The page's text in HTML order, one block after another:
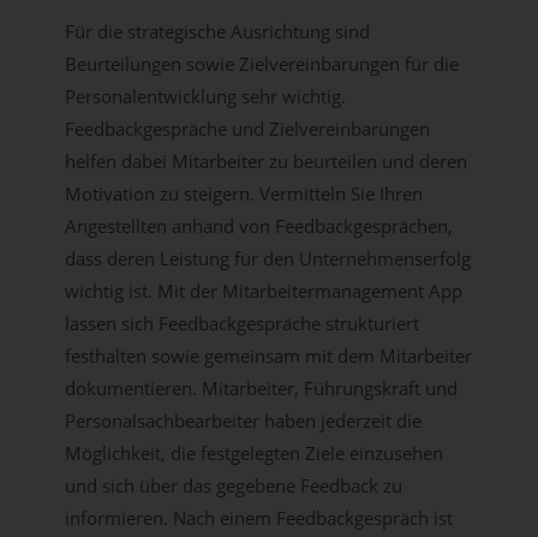
Für die strategische Ausrichtung sind
Beurteilungen sowie Zielvereinbarungen für die
Personalentwicklung sehr wichtig.
Feedbackgespräche und Zielvereinbarungen
helfen dabei Mitarbeiter zu beurteilen und deren
Motivation zu steigern. Vermitteln Sie Ihren
Angestellten anhand von Feedbackgesprächen,
dass deren Leistung für den Unternehmenserfolg
wichtig ist. Mit der Mitarbeitermanagement App
lassen sich Feedbackgespräche strukturiert
festhalten sowie gemeinsam mit dem Mitarbeiter
dokumentieren. Mitarbeiter, Führungskraft und
Personalsachbearbeiter haben jederzeit die
Möglichkeit, die festgelegten Ziele einzusehen
und sich über das gegebene Feedback zu
informieren. Nach einem Feedbackgespräch ist